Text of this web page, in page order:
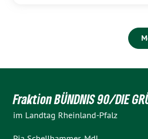
Fraktion BÜNDNIS 90/DIE
im Landtag Rheinland-Pfalz